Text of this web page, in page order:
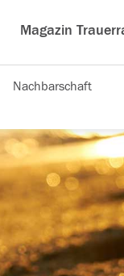
Magazin
Nachbarschaft